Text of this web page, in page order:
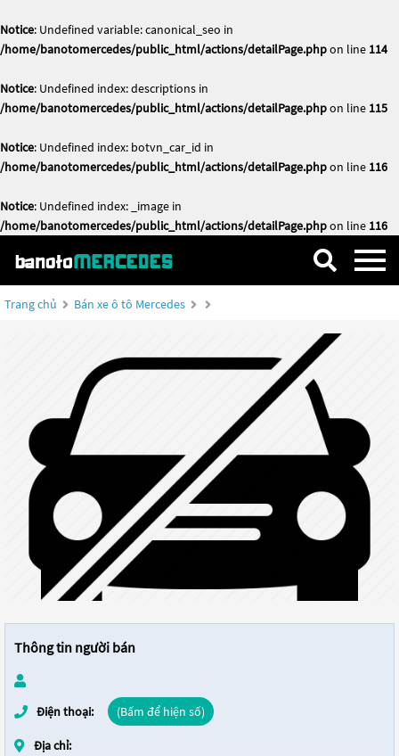
Notice: Undefined variable: canonical_seo in
/home/banotomercedes/public_html/actions/detailPage.phpon line 114
Notice: Undefined index: descriptions in
/home/banotomercedes/public_html/actions/detailPage.phpon line 115
Notice: Undefined index: botvn_car_id in
/home/banotomercedes/public_html/actions/detailPage.phpon line 116
Notice: Undefined index: _image in
/home/banotomercedes/public_html/actions/detailPage.phpon line 116
Trang chủ Bán xe ô tô Mercedes
Thông tin người bán
Điện thoại: (Bấm để hiện số)
Địa chỉ: